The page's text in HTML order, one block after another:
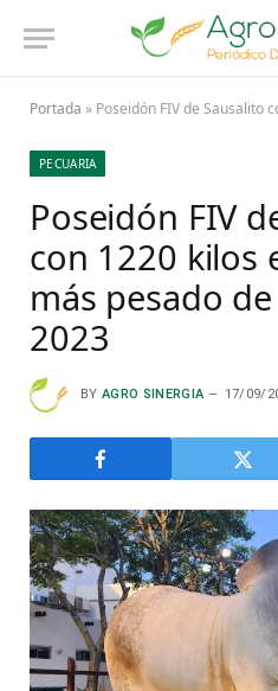
Portada » Poseidón FIV de Sausalito con 1220
PECUARIA
Poseidón FIV
con 1220 kilos
más pesado
2023
BY AGRO SINERGIA 17/09/